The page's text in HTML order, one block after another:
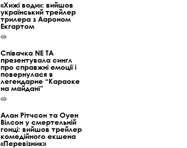
«Хижі води»: вийшов
український трейлер
трилера з Аароном
Екгартом
Співачка NE TA
презентувала сингл
про справжні емоції і
повернулася в
легендарне “Караоке
на майдані”
Алан Рітчсон та Оуен
Вілсон у смертельній
гонці: вийшов трейлер
комедійного екшена
«Перевізник»